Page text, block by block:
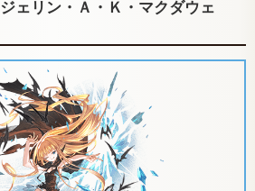
ェリン・Ａ・Ｋ・マクダウェ